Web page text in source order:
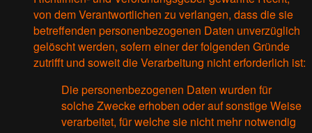
von dem Verantwortlichen zu verlangen, dass die sie
betreffenden personenbezogenen Daten unverzüglich
gelöscht werden, sofern einer der folgenden Gründe
zutrifft und soweit die Verarbeitung nicht erforderlich ist:
Die personenbezogenen Daten wurden für
solche Zwecke erhoben oder auf sonstige Weise
verarbeitet, für welche sie nicht mehr notwendig